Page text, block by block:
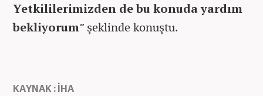
Yetkililerimizden de bu konuda yardım
bekliyorum” şeklinde konuştu.
KAYNAK : İHA